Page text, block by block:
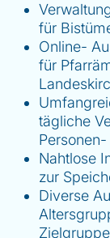
für
Online-
für
tägliche
Nahtlose
zur
Diverse